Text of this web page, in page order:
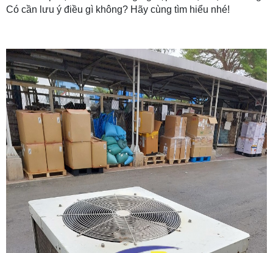
Có cần lưu ý điều gì không? Hãy cùng tìm hiểu nhé!